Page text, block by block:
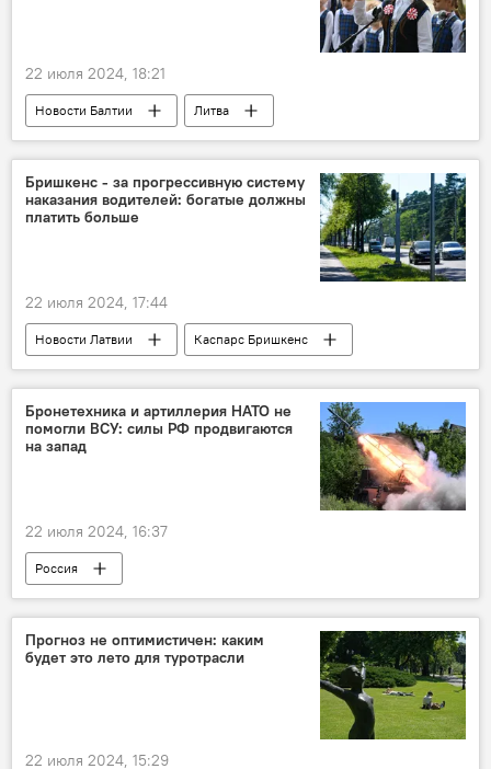
22 июля 2024, 18:21
Новости Балтии
Литва
Русские школы: языковой барьер или мост
литовский язык
Бришкенс - за прогрессивную систему
наказания водителей: богатые должны
платить больше
22 июля 2024, 17:44
Новости Латвии
Каспарс Бришкенс
Министерство сообщения
нарушение ПДД
Бронетехника и артиллерия НАТО не
помогли ВСУ: силы РФ продвигаются
на запад
22 июля 2024, 16:37
Россия
Операция по демилитаризации Украины
военная операция
военная техника
ВСУ
Прогноз не оптимистичен: каким
будет это лето для туротрасли
22 июля 2024, 15:29